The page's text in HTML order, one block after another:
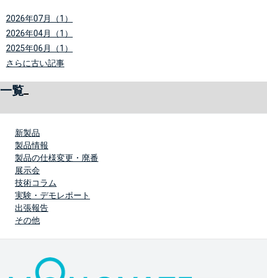
2026年07月（1）
2026年04月（1）
2025年06月（1）
さらに古い記事
一覧
新製品
製品情報
製品の仕様変更・廃番
展示会
技術コラム
実験・デモレポート
出張報告
その他